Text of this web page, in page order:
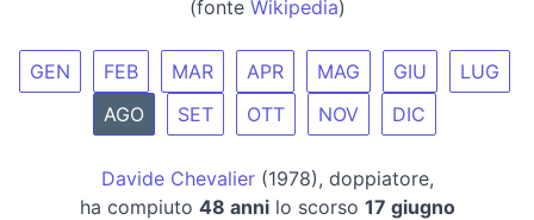
(fonte Wikipedia)
GEN FEB MAR APR MAG GIU
LUG
AGO
SET OTT NOV DIC
Davide Chevalier(1978), doppiatore,
ha compiuto 48 annilo scorso 17 giugno